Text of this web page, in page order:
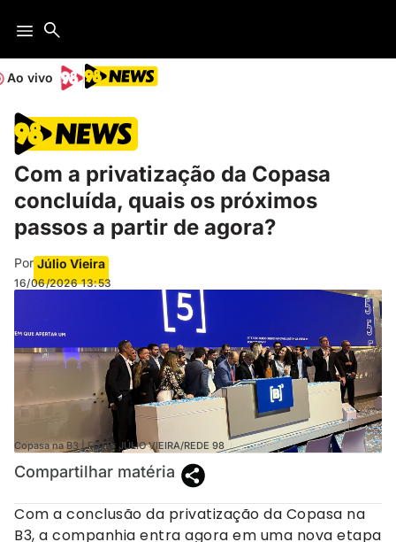
Ao vivo
Com a privatização da Copasa
concluída, quais os próximos
passos a partir de agora?
Por Júlio Vieira
16/06/2026 13:53
Copasa na B3 | FOTO: JÚLIO VIEIRA/REDE 98
Compartilhar matéria
Com a conclusão da privatização da Copasa na
B3, a companhia entra agora em uma nova etapa